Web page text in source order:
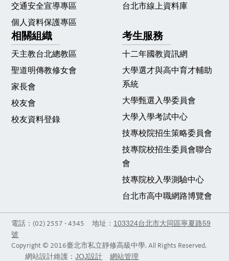
交通安全宣導專區
個人資料保護專區
台北市線上資料庫
相關組織
天主教台北總教區
聖道明傳教修女會
家長會
校友會
校友資料登錄
考生服務
十二年國教資訊網
大學選才與高中育才輔助
系統
大學甄選入學委員會
大學入學考試中心
技專校院招生策略委員會
技專院校招生委員會聯合
會
技專院校入學測驗中心
台北市高中職網路博覽會
電話：(02) 2557 - 4345 地址： 103324台北市大同區寧夏路59
號
Copyright © 2016臺北市私立靜修高級中學. All Rights Reserved.
網站設計維護：JOJ設計 網站管理